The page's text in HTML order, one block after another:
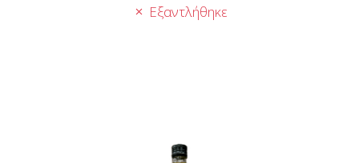
Εξαντλήθηκε